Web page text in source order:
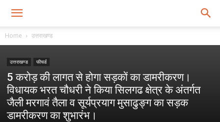
Home उत्तराखण्ड
उत्तराखण्ड फीचर्ड
5 करोड़ की लागत से होगा सड़कों का डामरीकरण।
विधायक भरत चौधरी ने किया सिलगढ क्षेत्र के अंतर्गत
जैली मरगावं तैला व सूर्यप्रयाग मुसाढुङ्ग का सड़क
डामरीकरण का शुभारंभ।